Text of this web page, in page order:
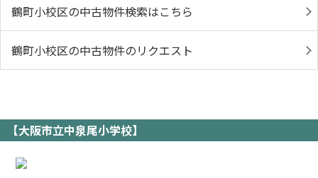
鶴町小校区の中古物件検索はこちら
鶴町小校区の中古物件のリクエスト
【大阪市立中泉尾小学校】